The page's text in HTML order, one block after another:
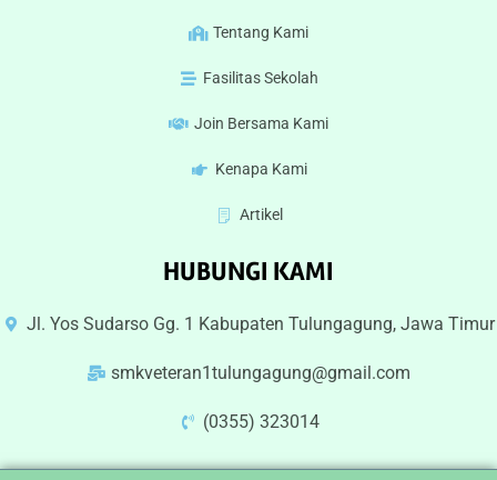
Tentang Kami
Fasilitas Sekolah
Join Bersama Kami
Kenapa Kami
Artikel
HUBUNGI KAMI
Jl. Yos Sudarso Gg. 1 Kabupaten Tulungagung, Jawa Timur
smkveteran1tulungagung@gmail.com
(0355) 323014